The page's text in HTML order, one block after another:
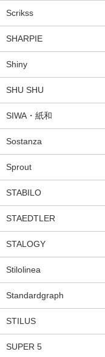
Scrikss
SHARPIE
Shiny
SHU SHU
SIWA・紙和
Sostanza
Sprout
STABILO
STAEDTLER
STALOGY
Stilolinea
Standardgraph
STILUS
SUPER 5